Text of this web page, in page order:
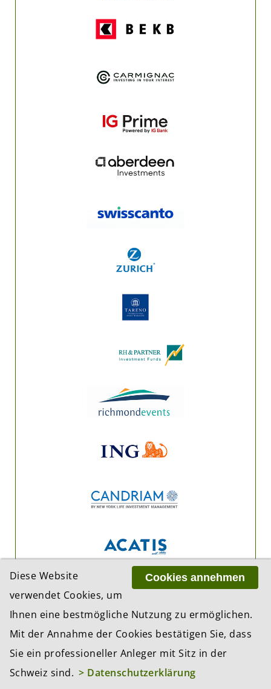
Cookies annehmen
Diese Website
verwendet Cookies, um
Ihnen eine bestmögliche Nutzung zu ermöglichen.
Mit der Annahme der Cookies bestätigen Sie, dass
Sie ein professioneller Anleger mit Sitz in der
Schweiz sind. > Datenschutzerklärung